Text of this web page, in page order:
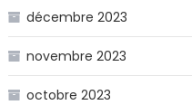
décembre 2023
novembre 2023
octobre 2023